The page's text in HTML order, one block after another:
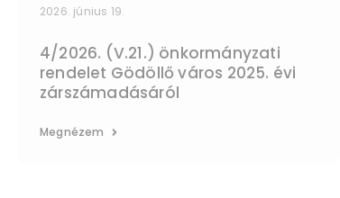
2026. június 19.
4/2026. (V.21.) önkormányzati
rendelet Gödöllő város 2025. évi
zárszámadásáról
Megnézem